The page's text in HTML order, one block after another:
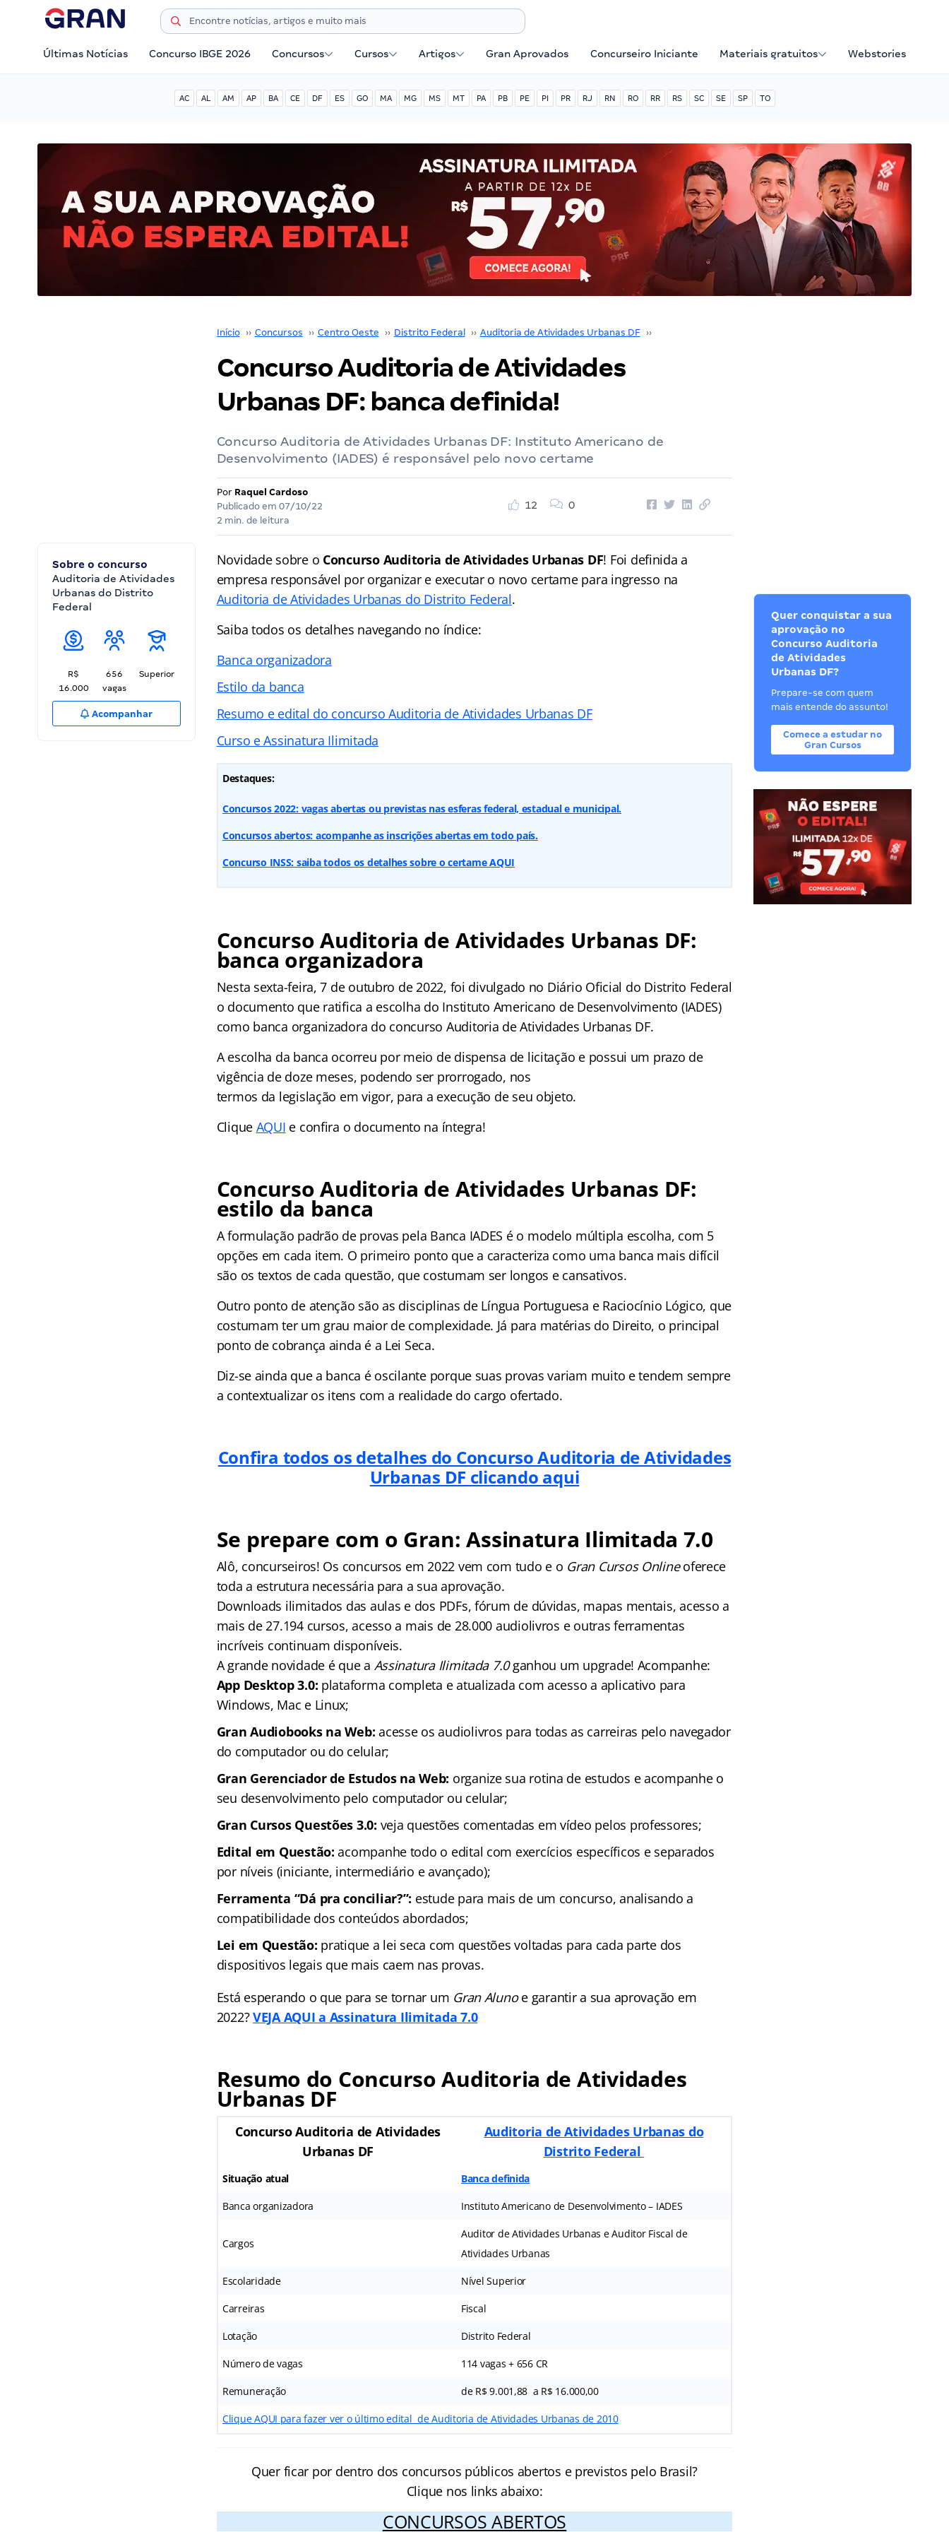
Últimas Notícias Concurso IBGE 2026 Concursos Cursos Artigos Gran Aprovados Concurseiro Iniciante Materiais gratuitos Webstories
AC AL AM AP BA CE DF ES GO MA MG MS MT PA PB PE PI PR RJ RN RO RR RS SC SE SP TO
Início ›› Concursos ›› Centro Oeste ›› Distrito Federal ›› Auditoria de Atividades Urbanas DF ››
Concurso Auditoria de Atividades
Urbanas DF: banca definida!
Concurso Auditoria de Atividades Urbanas DF: Instituto Americano de
Desenvolvimento (IADES) é responsável pelo novo certame
Por Raquel Cardoso
Publicado em 07/10/22
2 min. de leitura
12 0
Sobre o concurso
Auditoria de Atividades
Urbanas do Distrito
Federal
R$
16.000
656
vagas
Superior
Acompanhar
Novidade sobre o Concurso Auditoria de Atividades Urbanas DF! Foi definida a
empresa responsável por organizar e executar o novo certame para ingresso na
Auditoria de Atividades Urbanas do Distrito Federal.
Saiba todos os detalhes navegando no índice:
Banca organizadora
Estilo da banca
Resumo e edital do concurso Auditoria de Atividades Urbanas DF
Curso e Assinatura Ilimitada
Destaques:
Concursos 2022: vagas abertas ou previstas nas esferas federal, estadual e municipal.
Concursos abertos: acompanhe as inscrições abertas em todo país.
Concurso INSS: saiba todos os detalhes sobre o certame AQUI
Concurso Auditoria de Atividades Urbanas DF:
banca organizadora
Nesta sexta-feira, 7 de outubro de 2022, foi divulgado no Diário Oficial do Distrito Federal
o documento que ratifica a escolha do Instituto Americano de Desenvolvimento (IADES)
como banca organizadora do concurso Auditoria de Atividades Urbanas DF.
A escolha da banca ocorreu por meio de dispensa de licitação e possui um prazo de
vigência de doze meses, podendo ser prorrogado, nos
termos da legislação em vigor, para a execução de seu objeto.
Clique AQUI e confira o documento na íntegra!
Concurso Auditoria de Atividades Urbanas DF:
estilo da banca
A formulação padrão de provas pela Banca IADES é o modelo múltipla escolha, com 5
opções em cada item. O primeiro ponto que a caracteriza como uma banca mais difícil
são os textos de cada questão, que costumam ser longos e cansativos.
Outro ponto de atenção são as disciplinas de Língua Portuguesa e Raciocínio Lógico, que
costumam ter um grau maior de complexidade. Já para matérias do Direito, o principal
ponto de cobrança ainda é a Lei Seca.
Diz-se ainda que a banca é oscilante porque suas provas variam muito e tendem sempre
a contextualizar os itens com a realidade do cargo ofertado.
Confira todos os detalhes do Concurso Auditoria de Atividades
Urbanas DF clicando aqui
Se prepare com o Gran: Assinatura Ilimitada 7.0
Alô, concurseiros! Os concursos em 2022 vem com tudo e o Gran Cursos Onlineoferece
toda a estrutura necessária para a sua aprovação.
Downloads ilimitados das aulas e dos PDFs, fórum de dúvidas, mapas mentais, acesso a
mais de 27.194 cursos, acesso a mais de 28.000 audiolivros e outras ferramentas
incríveis continuam disponíveis.
A grande novidade é que a Assinatura Ilimitada 7.0ganhou um upgrade! Acompanhe:
App Desktop 3.0: plataforma completa e atualizada com acesso a aplicativo para
Windows, Mac e Linux;
Gran Audiobooks na Web: acesse os audiolivros para todas as carreiras pelo navegador
do computador ou do celular;
Gran Gerenciador de Estudos na Web: organize sua rotina de estudos e acompanhe o
seu desenvolvimento pelo computador ou celular;
Gran Cursos Questões 3.0: veja questões comentadas em vídeo pelos professores;
Edital em Questão:acompanhe todo o edital com exercícios específicos e separados
por níveis (iniciante, intermediário e avançado);
Ferramenta “Dá pra conciliar?”: estude para mais de um concurso, analisando a
compatibilidade dos conteúdos abordados;
Lei em Questão: pratique a lei seca com questões voltadas para cada parte dos
dispositivos legais que mais caem nas provas.
Está esperando o que para se tornar um Gran Alunoe garantir a sua aprovação em
2022?VEJA AQUI a Assinatura Ilimitada 7.0
Resumo do Concurso Auditoria de Atividades
Urbanas DF
Concurso Auditoria de Atividades
Urbanas DF
Auditoria de Atividades Urbanas do
Distrito Federal
Situação atual Banca definida
Banca organizadora Instituto Americano de Desenvolvimento – IADES
Cargos
Auditor de Atividades Urbanas e Auditor Fiscal de
Atividades Urbanas
Escolaridade Nível Superior
Carreiras Fiscal
Lotação Distrito Federal
Número de vagas 114 vagas + 656 CR
Remuneração de R$ 9.001,88 a R$ 16.000,00
Clique AQUI para fazer ver o último edital de Auditoria de Atividades Urbanas de 2010
Quer ficar por dentro dos concursos públicos abertos e previstos pelo Brasil?
Clique nos links abaixo:
CONCURSOS ABERTOS
Quer conquistar a sua
aprovação no
Concurso Auditoria
de Atividades
Urbanas DF?
Prepare-se com quem
mais entende do assunto!
Comece a estudar no
Gran Cursos